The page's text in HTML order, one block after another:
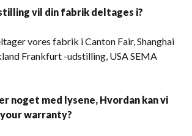
vil din fabrik deltages i?
vores fabrik i Canton Fair, Shanghai
Frankfurt -udstilling, USA SEMA
noget med lysene, Hvordan kan vi
warranty?